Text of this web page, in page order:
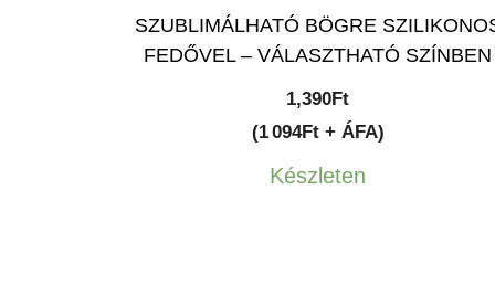
SZUBLIMÁLHATÓ BÖGRE
FEDŐVEL – VÁLASZTHATÓ SZÍNBEN
1,390Ft
(1 094Ft + ÁFA)
Készleten